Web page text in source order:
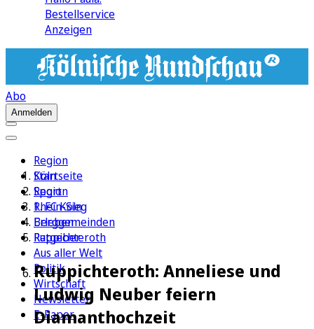
Bestellservice
Anzeigen
Abo
Anmelden
Region
Köln
Sport
1. FC Köln
Erleben
Ratgeber
Aus aller Welt
Politik
Wirtschaft
Newsletter
E-Paper
Startseite
Region
Rhein-Sieg
Berggemeinden
Ruppichteroth
Ruppichteroth: Anneliese und
Ludwig Neuber feiern
Diamanthochzeit